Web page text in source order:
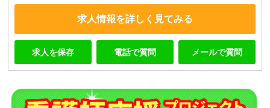
求人情報を詳しく見てみる
求人を保存 電話で質問 メールで質問